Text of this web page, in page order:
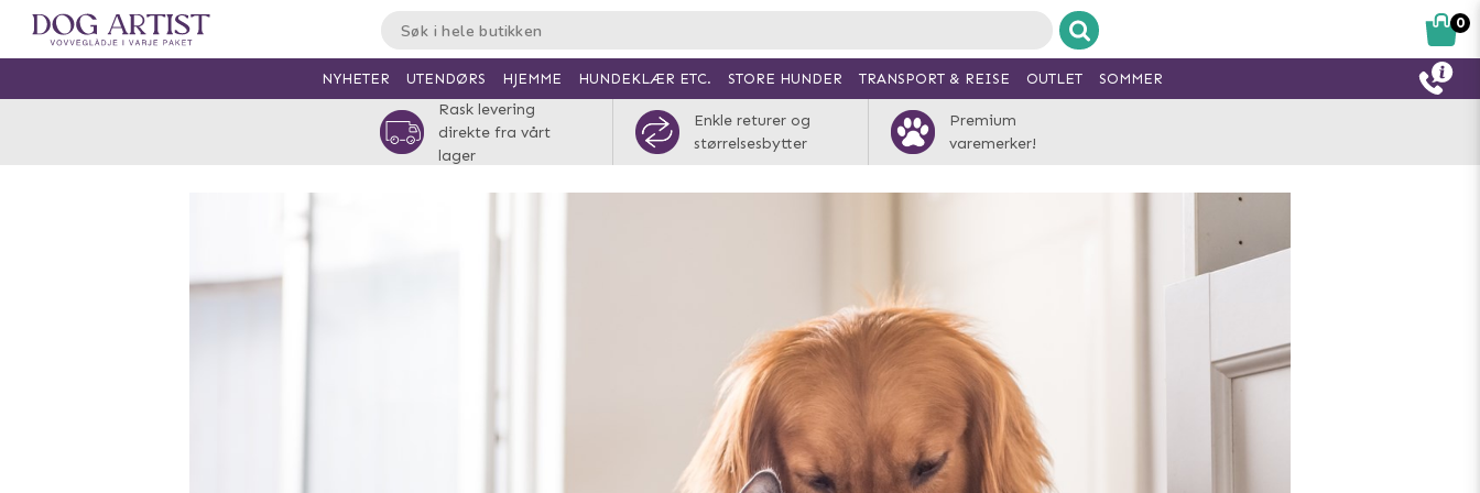
0
NYHETER UTENDØRS HJEMME HUNDEKLÆR ETC. STORE HUNDER TRANSPORT & REISE OUTLET SOMMER
Rask levering
direkte fra vårt
lager
Enkle returer og
størrelsesbytter
Premium
varemerker!